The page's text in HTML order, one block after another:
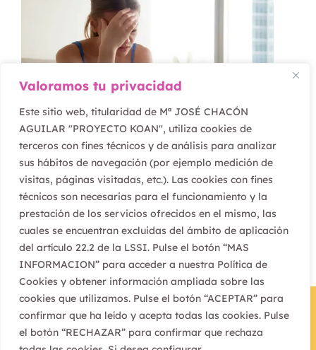
Valoramos tu privacidad
Este sitio web, titularidad de Mª JOSÉ CHACÓN
AGUILAR "PROYECTO KOAN", utiliza cookies de
terceros con fines técnicos y de análisis para analizar
sus hábitos de navegación (por ejemplo medición de
visitas, páginas visitadas, etc.). Las cookies con fines
técnicos son necesarias para el funcionamiento y la
prestación de los servicios ofrecidos en el mismo, las
cuales se encuentran excluidas del ámbito de aplicación
del artículo 22.2 de la LSSI. Pulse el botón “MAS
INFORMACION” para acceder a nuestra Política de
Cookies y obtener información ampliada sobre las
cookies que utilizamos. Pulse el botón “ACEPTAR” para
confirmar que ha leído y acepta todas las cookies. Pulse
el botón “RECHAZAR” para confirmar que rechaza
¿Vives o te preocupas?